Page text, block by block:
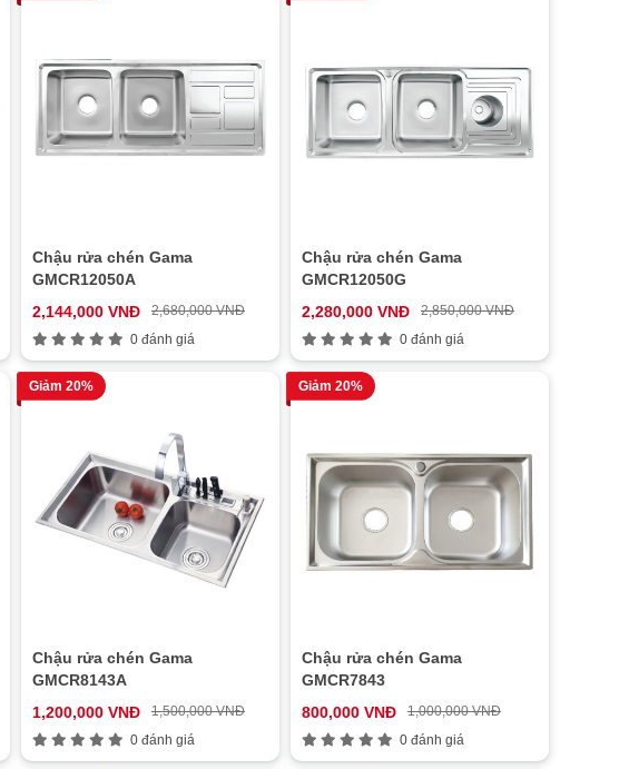
Chậu rửa chén Gama
GMCR12050A
2,144,000 VNĐ
2,680,000 VNĐ
0 đánh giá
Chậu rửa chén Gama
GMCR12050G
2,280,000 VNĐ
2,850,000 VNĐ
0 đánh giá
Giảm 20%
Chậu rửa chén Gama
GMCR8143A
1,200,000 VNĐ
1,500,000 VNĐ
0 đánh giá
Giảm 20%
Chậu rửa chén Gama
GMCR7843
800,000 VNĐ
1,000,000 VNĐ
0 đánh giá